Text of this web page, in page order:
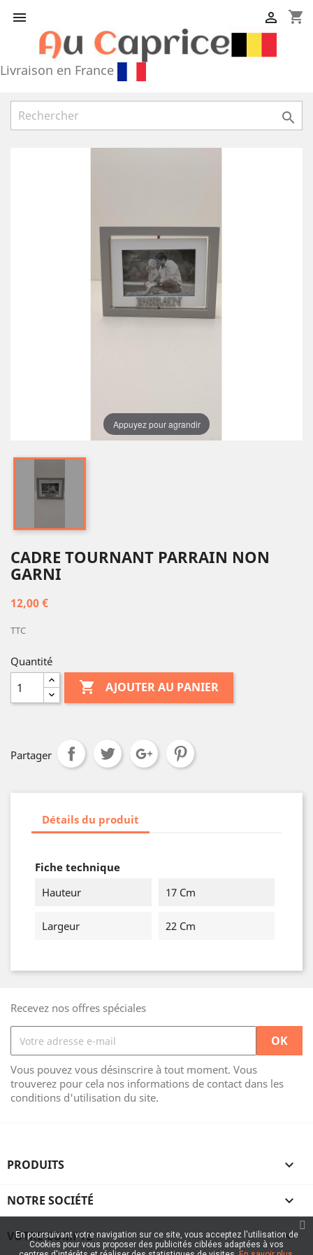
 shopping_cart

Livraison en France

Appuyez pour agrandir
CADRE TOURNANT PARRAIN NON
GARNI
12,00 €
TTC
Quantité
 AJOUTER AU PANIER
Partager
Détails du produit
Fiche technique
Hauteur
17 Cm
Largeur 22 Cm
Recevez nos offres spéciales
Vous pouvez vous désinscrire à tout moment. Vous
trouverez pour cela nos informations de contact dans les
conditions d'utilisation du site.
PRODUITS 
NOTRE SOCIÉTÉ 
VOTRE COMPTE 
En poursuivant votre navigation sur ce site, vous acceptez l'utilisation de
Cookies pour vous proposer des publicités ciblées adaptées à vos